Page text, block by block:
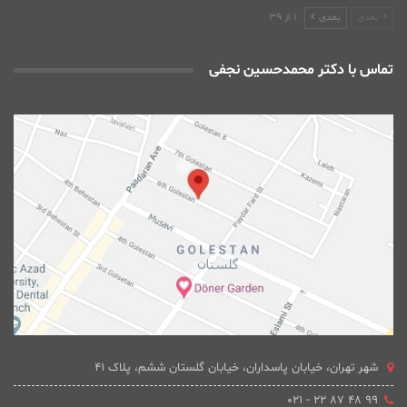
بعدی بعدی 1 از 39
تماس با دکتر محمدحسین نجفی
شهر تهران، خیابان پاسداران، خیابان گلستان ششم، پلاک 41
۹۹ ۴۸ ۸۷ ۲۲ - ۰۲۱